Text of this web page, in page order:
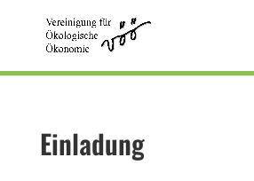
Einladung